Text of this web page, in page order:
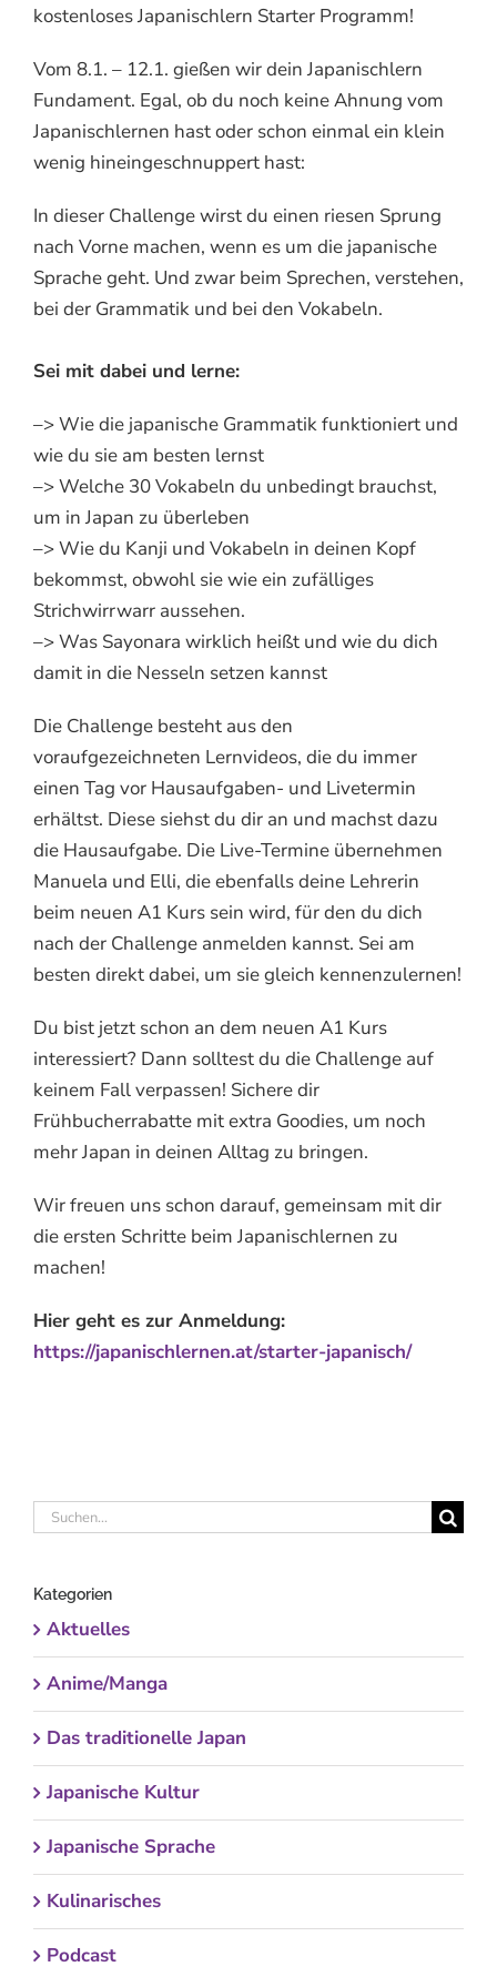
kostenloses Japanischlern Starter Programm!
Vom 8.1. – 12.1. gießen wir dein Japanischlern
Fundament. Egal, ob du noch keine Ahnung vom
Japanischlernen hast oder schon einmal ein klein
wenig hineingeschnuppert hast:
In dieser Challenge wirst du einen riesen Sprung
nach Vorne machen, wenn es um die japanische
Sprache geht. Und zwar beim Sprechen, verstehen,
bei der Grammatik und bei den Vokabeln.
Sei mit dabei und lerne:
–> Wie die japanische Grammatik funktioniert und
wie du sie am besten lernst
–> Welche 30 Vokabeln du unbedingt brauchst,
um in Japan zu überleben
–> Wie du Kanji und Vokabeln in deinen Kopf
bekommst, obwohl sie wie ein zufälliges
Strichwirrwarr aussehen.
–> Was Sayonara wirklich heißt und wie du dich
damit in die Nesseln setzen kannst
Die Challenge besteht aus den
voraufgezeichneten Lernvideos, die du immer
einen Tag vor Hausaufgaben- und Livetermin
erhältst. Diese siehst du dir an und machst dazu
die Hausaufgabe. Die Live-Termine übernehmen
Manuela und Elli, die ebenfalls deine Lehrerin
beim neuen A1 Kurs sein wird, für den du dich
nach der Challenge anmelden kannst. Sei am
besten direkt dabei, um sie gleich kennenzulernen!
Du bist jetzt schon an dem neuen A1 Kurs
interessiert? Dann solltest du die Challenge auf
keinem Fall verpassen! Sichere dir
Frühbucherrabatte mit extra Goodies, um noch
mehr Japan in deinen Alltag zu bringen.
Wir freuen uns schon darauf, gemeinsam mit dir
die ersten Schritte beim Japanischlernen zu
machen!
Hier geht es zur Anmeldung:
https://japanischlernen.at/starter-japanisch/
Suche
Kategorien
Aktuelles
Anime/Manga
Das traditionelle Japan
Japanische Kultur
Japanische Sprache
Kulinarisches
Podcast